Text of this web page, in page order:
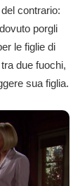
contrario:
porgli
le figlie di
due fuochi,
sua figlia.